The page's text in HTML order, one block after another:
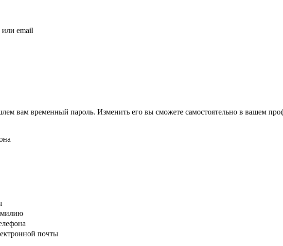
или email
вам временный пароль. Изменить его вы сможете самостоятельно в вашем
почты